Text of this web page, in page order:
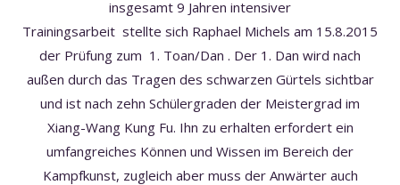
insgesamt 9 Jahren intensiver
Trainingsarbeit stellte sich Raphael Michels am 15.8.2015
der Prüfung zum 1. Toan/Dan . Der 1. Dan wird nach
außen durch das Tragen des schwarzen Gürtels sichtbar
und ist nach zehn Schülergraden der Meistergrad im
Xiang-Wang Kung Fu. Ihn zu erhalten erfordert ein
umfangreiches Können und Wissen im Bereich der
Kampfkunst, zugleich aber muss der Anwärter auch